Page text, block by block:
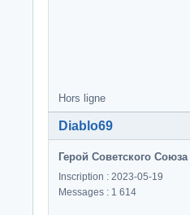
Hors ligne
Diablo69
Герой Советского Союза
Inscription : 2023-05-19
Messages : 1 614